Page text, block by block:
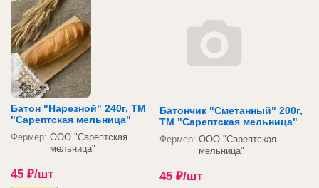
Батон "Нарезной" 240г, ТМ
"Сарептская мельница"
Фермер: ООО "Сарептская
мельница"
45 ₽/шт
Батончик "Сметанный" 200г,
ТМ "Сарептская мельница"
Фермер: ООО "Сарептская
мельница"
45 ₽/шт